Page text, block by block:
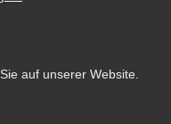
auf unserer Website.